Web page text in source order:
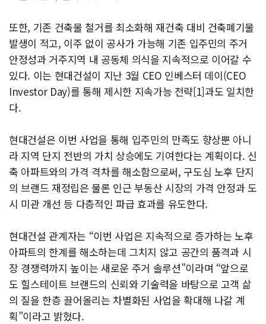
또한, 기존 건축물 철거를 최소화해 재건축 대비 건축폐기물
발생이 적고, 이주 없이 공사가 가능해 기존 입주민의 주거
안정성과 거주지역 내 공동체 의식을 지속적으로 이어갈 수
있다. 이는 현대건설이 지난 3월 CEO 인베스터 데이(CEO
Investor Day)를 통해 제시한 지속가능 전략[1]과도 일치한
다.
현대건설은 이번 사업을 통해 입주민의 만족도 향상뿐 아니
라 지역 단지 전반의 가치 상승에도 기여한다는 계획이다. 신
축 아파트와의 가격 격차를 해소함으로써, 구도심 노후 단지
의 브랜드 재정립은 물론 인근 부동산 시장의 가격 안정과 도
시 미관 개선 등 다층적인 파급 효과를 유도한다.
현대건설 관계자는 “이번 사업은 지속적으로 증가하는 노후
아파트의 한계를 해소하는데 그치지 않고 공간의 품격과 시
장 경쟁력까지 높이는 새로운 주거 솔루션”이라며 “앞으로
도 힐스테이트 브랜드의 신뢰와 기술력을 바탕으로 고객 삶
의 질을 한층 끌어올리는 차별화된 사업을 확대해 나갈 계
획”이라고 밝혔다.